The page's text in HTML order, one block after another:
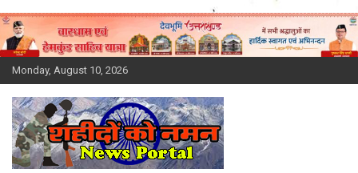
Skip
to
content
Monday, August 10, 2026